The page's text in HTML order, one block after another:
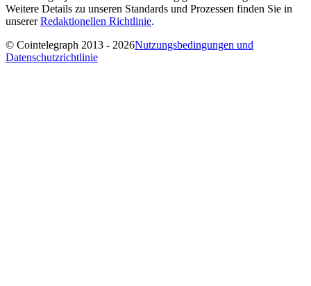
Weitere Details zu unseren Standards und Prozessen finden Sie in
unsererRedaktionellen Richtlinie.
© Cointelegraph 2013 - 2026Nutzungsbedingungen und
Datenschutzrichtlinie